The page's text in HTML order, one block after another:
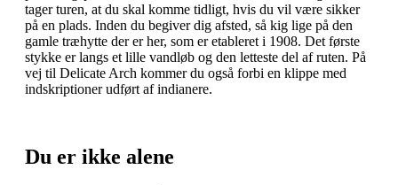
tager turen, at du skal komme tidligt, hvis du vil være sikker
på en plads. Inden du begiver dig afsted, så kig lige på den
gamle træhytte der er her, som er etableret i 1908. Det første
stykke er langs et lille vandløb og den letteste del af ruten. På
vej til Delicate Arch kommer du også forbi en klippe med
indskriptioner udført af indianere.
Du er ikke alene